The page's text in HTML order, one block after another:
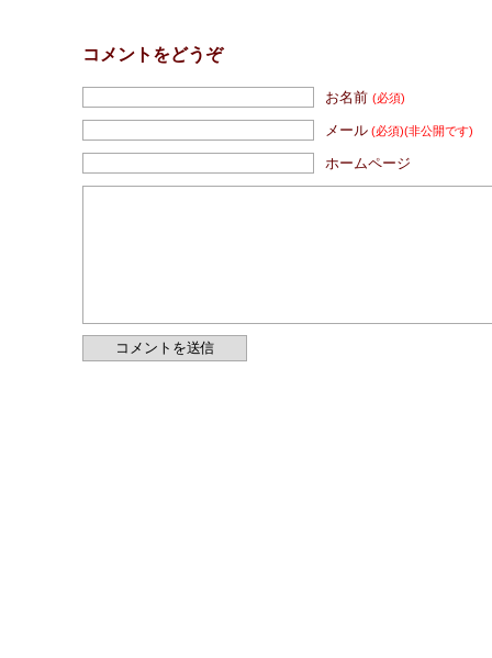
コメントをどうぞ
お名前(必須)
メール (必須)(非公開です)
ホームページ